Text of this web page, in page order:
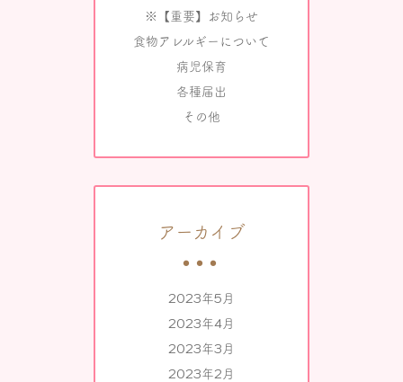
※【重要】お知らせ
食物アレルギーについて
病児保育
各種届出
その他
アーカイブ
2023年5月
2023年4月
2023年3月
2023年2月